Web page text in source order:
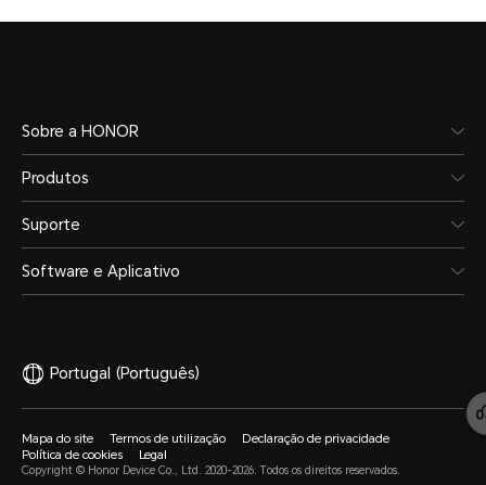
Sobre a HONOR
Produtos
Suporte
Software e Aplicativo
Portugal (Português)
Mapa do site Termos de utilização
Declaração de privacidade
Política de cookies
Legal
Copyright © Honor Device Co., Ltd. 2020-2026. Todos os direitos reservados.